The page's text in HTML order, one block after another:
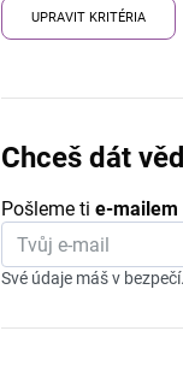
UPRAVIT KRITÉRIA
Chceš dát
Pošleme ti e-mailem
Své údaje máš v bezpečí.